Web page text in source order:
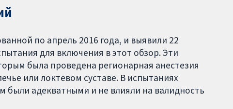
по апрель 2016 года, и выявили 22
для включения в этот обзор. Эти
была проведена регионарная анестезия
или локтевом суставе. В испытаниях
были адекватными и не влияли на валидность